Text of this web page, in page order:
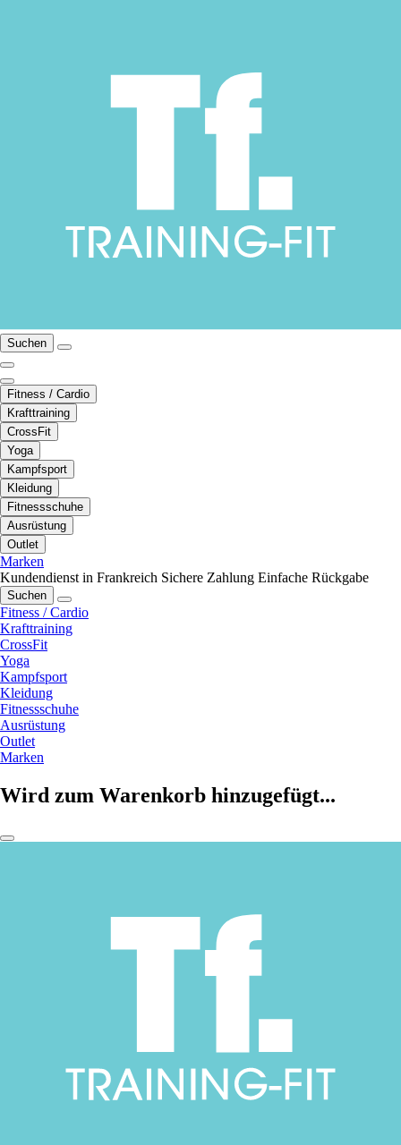
Suchen
Fitness / Cardio
Krafttraining
CrossFit
Yoga
Kampfsport
Kleidung
Fitnessschuhe
Ausrüstung
Outlet
Marken
Kundendienst in Frankreich Sichere Zahlung Einfache Rückgabe
Suchen
Fitness / Cardio
Krafttraining
CrossFit
Yoga
Kampfsport
Kleidung
Fitnessschuhe
Ausrüstung
Outlet
Marken
Wird zum Warenkorb hinzugefügt...